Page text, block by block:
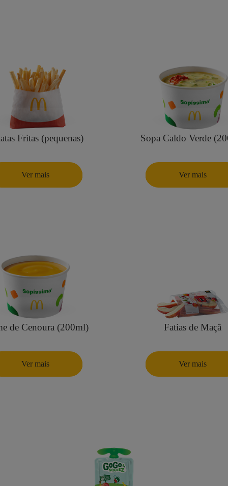
Fritas (pequenas)
Ver mais
Sopa Caldo Verde
Ver mais
de Cenoura (200ml)
Ver mais
Fatias de Maçã
Ver mais